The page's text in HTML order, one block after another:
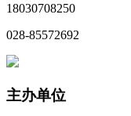
18030708250
028-85572692
主办单位